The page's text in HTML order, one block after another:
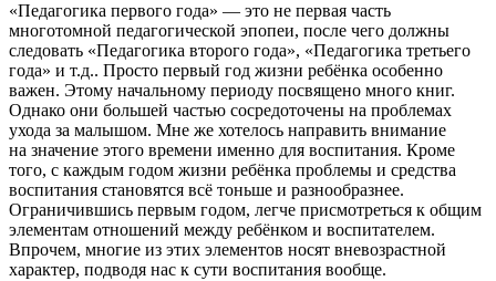
«Педагогика первого года» — это не первая часть
многотомной педагогической эпопеи, после чего должны
следовать «Педагогика второго года», «Педагогика третьего
года» и т.д.. Просто первый год жизни ребёнка особенно
важен. Этому начальному периоду посвящено много книг.
Однако они большей частью сосредоточены на проблемах
ухода за малышом. Мне же хотелось направить внимание
на значение этого времени именно для воспитания. Кроме
того, с каждым годом жизни ребёнка проблемы и средства
воспитания становятся всё тоньше и разнообразнее.
Ограничившись первым годом, легче присмотреться к общим
элементам отношений между ребёнком и воспитателем.
Впрочем, многие из этих элементов носят вневозрастной
характер, подводя нас к сути воспитания вообще.